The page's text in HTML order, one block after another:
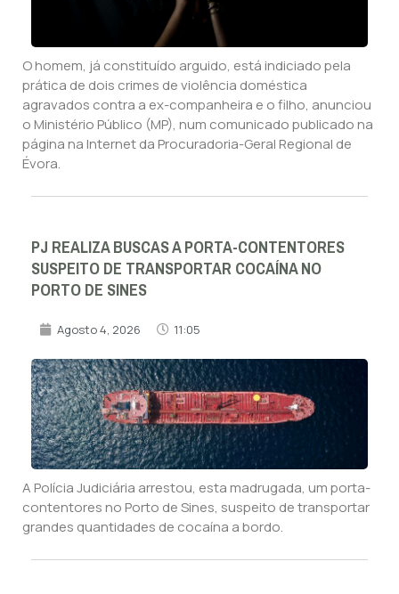
O homem, já constituído arguido, está indiciado pela
prática de dois crimes de violência doméstica
agravados contra a ex-companheira e o filho, anunciou
o Ministério Público (MP), num comunicado publicado na
página na Internet da Procuradoria-Geral Regional de
Évora.
PJ REALIZA BUSCAS A PORTA-CONTENTORES
SUSPEITO DE TRANSPORTAR COCAÍNA NO
PORTO DE SINES
Agosto 4, 2026 11:05
A Polícia Judiciária arrestou, esta madrugada, um porta-
contentores no Porto de Sines, suspeito de transportar
grandes quantidades de cocaína a bordo.